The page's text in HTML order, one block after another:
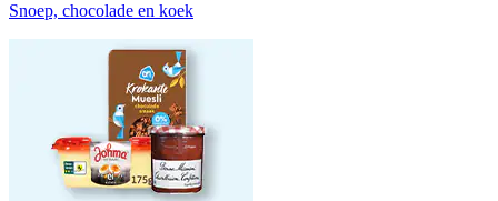
Snoep, chocolade en koek